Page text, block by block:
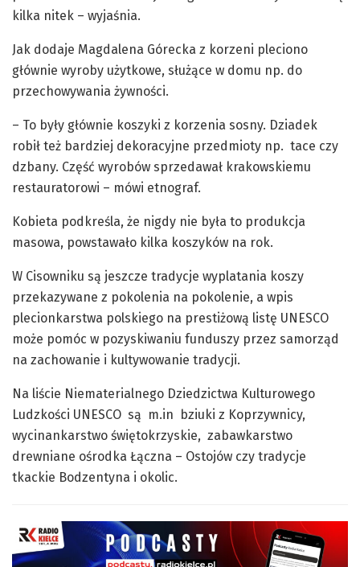
kilka nitek – wyjaśnia.
Jak dodaje Magdalena Górecka z korzeni pleciono
głównie wyroby użytkowe, służące w domu np. do
przechowywania żywności.
– To były głównie koszyki z korzenia sosny. Dziadek
robił też bardziej dekoracyjne przedmioty np. tace czy
dzbany. Część wyrobów sprzedawał krakowskiemu
restauratorowi – mówi etnograf.
Kobieta podkreśla, że nigdy nie była to produkcja
masowa, powstawało kilka koszyków na rok.
W Cisowniku są jeszcze tradycje wyplatania koszy
przekazywane z pokolenia na pokolenie, a wpis
plecionkarstwa polskiego na prestiżową listę UNESCO
może pomóc w pozyskiwaniu funduszy przez samorząd
na zachowanie i kultywowanie tradycji.
Na liście Niematerialnego Dziedzictwa Kulturowego
Ludzkości UNESCO są m.in bziuki z Koprzywnicy,
wycinankarstwo świętokrzyskie, zabawkarstwo
drewniane ośrodka Łączna – Ostojów czy tradycje
tkackie Bodzentyna i okolic.